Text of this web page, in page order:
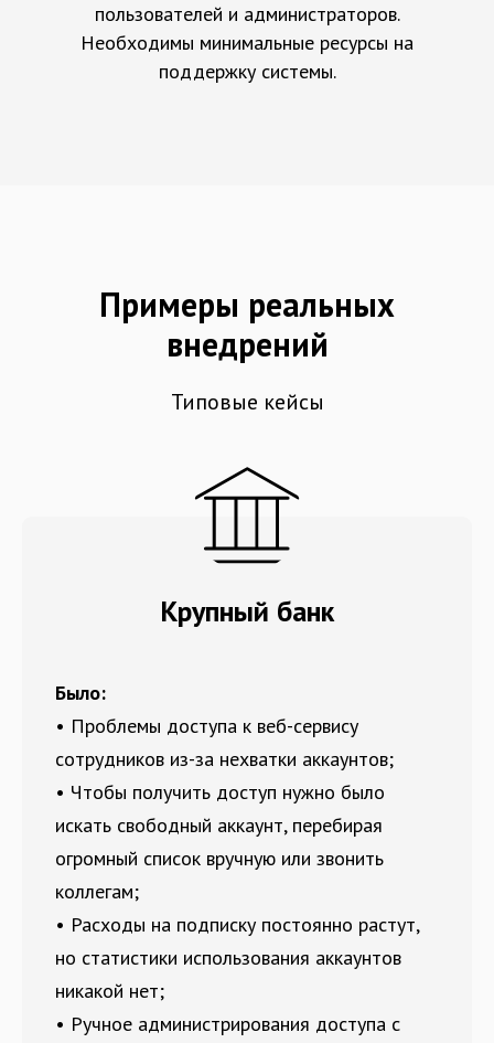
пользователей и администраторов.
Необходимы минимальные ресурсы на
поддержку системы.
Примеры реальных
внедрений
Типовые кейсы
Крупный банк
Было:
• Проблемы доступа к веб-сервису
сотрудников из-за нехватки аккаунтов;
• Чтобы получить доступ нужно было
искать свободный аккаунт, перебирая
огромный список вручную или звонить
коллегам;
• Расходы на подписку постоянно растут,
но статистики использования аккаунтов
никакой нет;
• Ручное администрирования доступа с